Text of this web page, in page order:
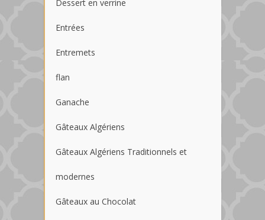
Dessert en verrine
Entrées
Entremets
flan
Ganache
Gâteaux Algériens
Gâteaux Algériens Traditionnels et
modernes
Gâteaux au Chocolat